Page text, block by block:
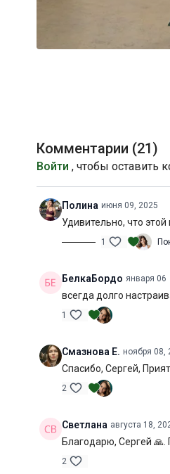
Комментарии (21)
Войти , чтобы оставить
Полина июня 09, 2025
Удивительно, что
1
БелкаБордо января 06
всегда долго
1
Смазнова Е. ноября 08,
Спасибо, Сергей,
2
Светлана августа 18,
Благодарю, Сергей
2